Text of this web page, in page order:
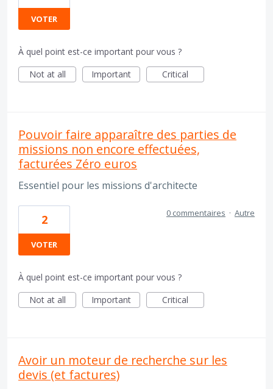
VOTER
À quel point est-ce important pour vous ?
Not at all
Important Critical
Pouvoir faire apparaître des parties de
missions non encore effectuées,
facturées Zéro euros
Essentiel pour les missions d'architecte
2
VOTER
0 commentaires · Autre
À quel point est-ce important pour vous ?
Not at all
Important Critical
Avoir un moteur de recherche sur les
devis (et factures)